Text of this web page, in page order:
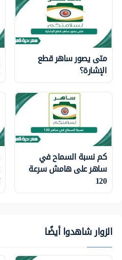
متى يصور ساهر قطع
الإشارة؟
كم نسبة السماح في
ساهر على هامش سرعة
120
الزوار شاهدوا أيضًا